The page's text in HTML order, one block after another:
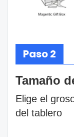
Paso 2
Tamaño
Elige el
del tablero